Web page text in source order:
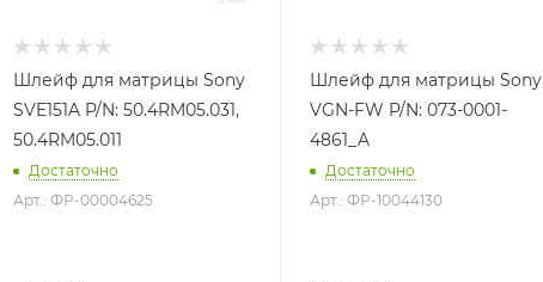
Шлейф для матрицы Sony
SVE151A P/N: 50.4RM05.031,
50.4RM05.011
Достаточно
Арт.: ФР-00004625
Шлейф для матрицы Sony
VGN-FW P/N: 073-0001-
4861_A
Достаточно
Арт.: ФР-10044130